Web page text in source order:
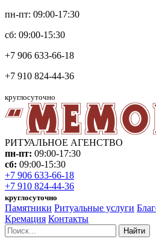
пн-пт: 09:00-17:30
сб: 09:00-15:30
+7 906 633-66-18
+7 910 824-44-36
круглосуточно
РИТУАЛЬНОЕ АГЕНСТВО
пн-пт: 09:00-17:30
сб: 09:00-15:30
+7 906 633-66-18
+7 910 824-44-36
круглосуточно
Памятники Ритуальные услуги
Кремация Контакты
Найти